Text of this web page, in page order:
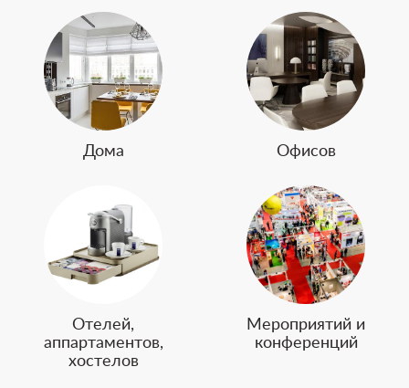
Дома Офисов
Отелей,
аппартаментов,
хостелов
Мероприятий и
конференций